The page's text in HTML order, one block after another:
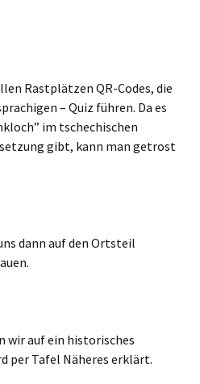
Rastplätzen QR-Codes, die
– Quiz führen. Da es
im tschechischen
gibt, kann man getrost
dann auf den Ortsteil
wir auf ein historisches
per Tafel Näheres erklärt.